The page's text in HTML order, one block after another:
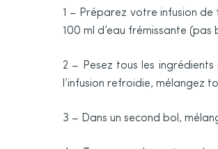
1 – Préparez votre infusion de
100 ml d’eau frémissante (pas
2 – Pesez tous les
l’infusion refroidie, mélangez
3 – Dans un second bol,